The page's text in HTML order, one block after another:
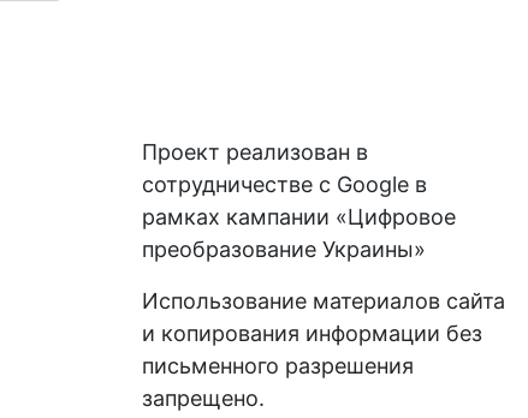
Проект реализован в
сотрудничестве с Google в
рамках кампании «Цифровое
преобразование Украины»
Использование материалов сайта
и копирования информации без
письменного разрешения
запрещено.